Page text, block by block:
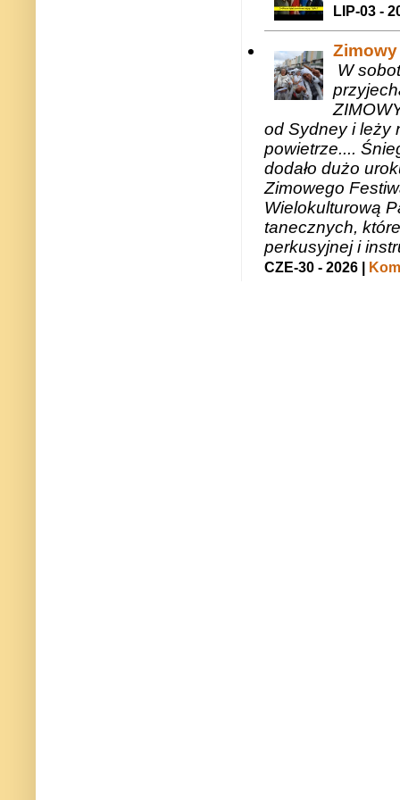
LIP-03 -
W
od Sydney i leży
powietrze....
dodało dużo
Zimowego
Wielokulturową
tanecznych,
perkusyjnej i
CZE-30 - 2026 |